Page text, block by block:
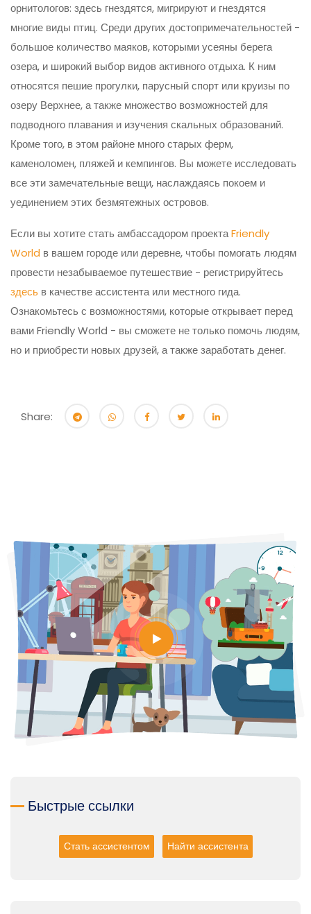
орнитологов: здесь гнездятся, мигрируют и гнездятся
многие виды птиц. Среди других достопримечательностей -
большое количество маяков, которыми усеяны берега
озера, и широкий выбор видов активного отдыха. К ним
относятся пешие прогулки, парусный спорт или круизы по
озеру Верхнее, а также множество возможностей для
подводного плавания и изучения скальных образований.
Кроме того, в этом районе много старых ферм,
каменоломен, пляжей и кемпингов. Вы можете исследовать
все эти замечательные вещи, наслаждаясь покоем и
уединением этих безмятежных островов.
Если вы хотите стать амбассадором проектаFriendly
World в вашем городе или деревне, чтобы помогать людям
провести незабываемое путешествие - регистрируйтесь
здесь в качестве ассистента или местного гида.
Ознакомьтесь с возможностями, которые открывает перед
вами Friendly World - вы сможете не только помочь людям,
но и приобрести новых друзей, а также заработать денег.
Share:
Быстрые ссылки
Стать ассистентом Найти ассистента